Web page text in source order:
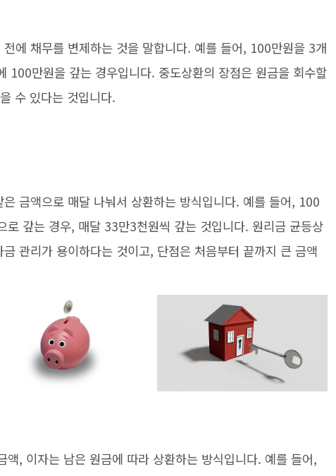
에 채무를 변제하는 것을 말합니다. 예를 들어, 100만원을 3개
100만원을 갚는 경우입니다. 중도상환의 장점은 원금을 회수할
수 있다는 것입니다.
금액으로 매달 나눠서 상환하는 방식입니다. 예를 들어, 100
로 갚는 경우, 매달 33만3천원씩 갚는 것입니다. 원리금 균등상
관리가 용이하다는 것이고, 단점은 처음부터 끝까지 큰 금액
, 이자는 남은 원금에 따라 상환하는 방식입니다. 예를 들어,